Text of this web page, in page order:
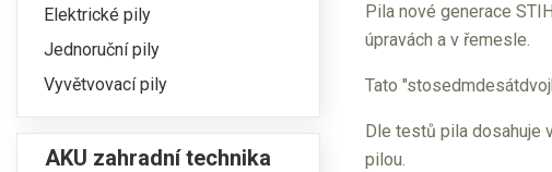
Elektrické pily
Jednoruční pily
Vyvětvovací pily
AKU zahradní technika
Pila nové generace
úpravách a v řemesle.
Tato
Dle testů pila dosahuje
pilou.